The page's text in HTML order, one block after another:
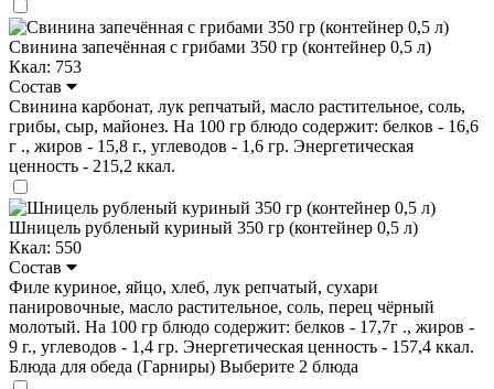
Свинина запечённая с грибами 350 гр (контейнер 0,5 л)
Ккал: 753
Состав
Свинина карбонат, лук репчатый, масло растительное, соль,
грибы, сыр, майонез. На 100 гр блюдо содержит: белков - 16,6
г ., жиров - 15,8 г., углеводов - 1,6 гр. Энергетическая
ценность - 215,2 ккал.
Шницель рубленый куриный 350 гр (контейнер 0,5 л)
Ккал: 550
Состав
Филе куриное, яйцо, хлеб, лук репчатый, сухари
панировочные, масло растительное, соль, перец чёрный
молотый. На 100 гр блюдо содержит: белков - 17,7г ., жиров -
9 г., углеводов - 1,4 гр. Энергетическая ценность - 157,4 ккал.
Блюда для обеда (Гарниры) Выберите 2 блюда